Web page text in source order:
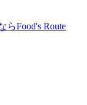
Food's Route